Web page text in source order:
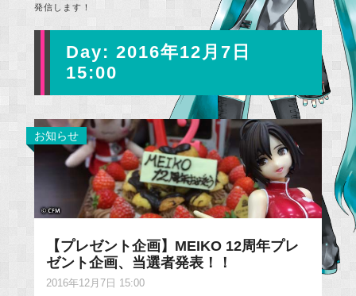
発信します！
Day: 2016年12月7日
15:00
お知らせ
【プレゼント企画】MEIKO 12周年プレ
ゼント企画、当選者発表！！
2016年12月7日 15:00